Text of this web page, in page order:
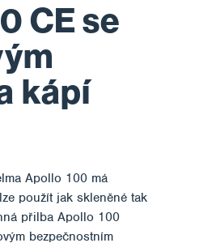
CE se
kápí
Apollo 100 má
použít jak skleněné tak
přilba Apollo 100
bezpečnostním